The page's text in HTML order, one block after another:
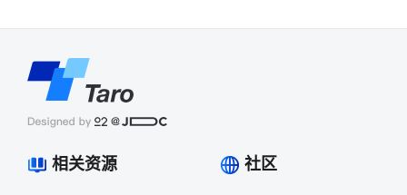
相关资源 社区